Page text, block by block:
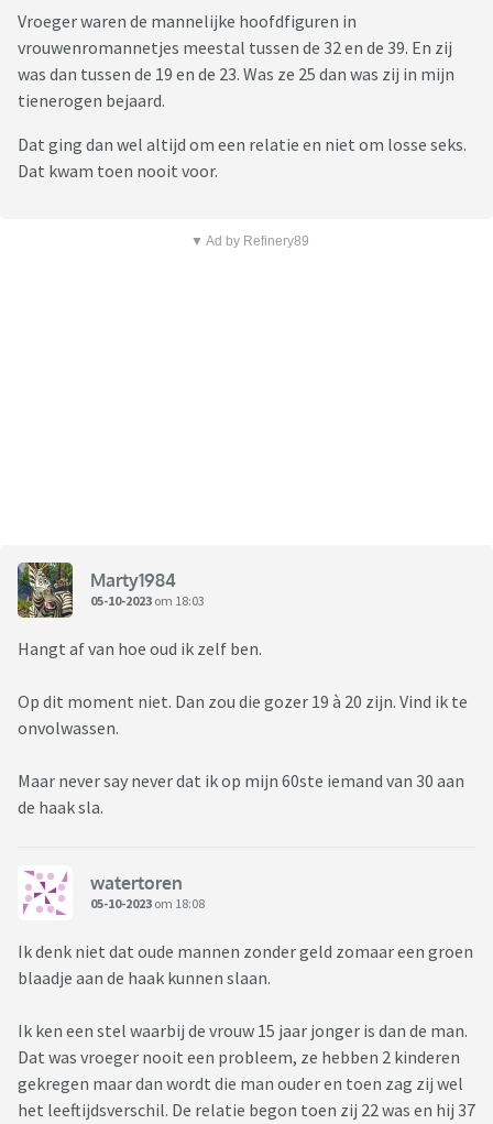
Vroeger waren de mannelijke hoofdfiguren in
vrouwenromannetjes meestal tussen de 32 en de 39. En zij
was dan tussen de 19 en de 23. Was ze 25 dan was zij in mijn
tienerogen bejaard.
Dat ging dan wel altijd om een relatie en niet om losse seks.
Dat kwam toen nooit voor.
▼ Ad by Refinery89
Marty1984
05-10-2023 om 18:03
Hangt af van hoe oud ik zelf ben.
Op dit moment niet. Dan zou die gozer 19 à 20 zijn. Vind ik te
onvolwassen.
Maar never say never dat ik op mijn 60ste iemand van 30 aan
de haak sla.
watertoren
05-10-2023 om 18:08
Ik denk niet dat oude mannen zonder geld zomaar een groen
blaadje aan de haak kunnen slaan.
Ik ken een stel waarbij de vrouw 15 jaar jonger is dan de man.
Dat was vroeger nooit een probleem, ze hebben 2 kinderen
gekregen maar dan wordt die man ouder en toen zag zij wel
het leeftijdsverschil. De relatie begon toen zij 22 was en hij 37